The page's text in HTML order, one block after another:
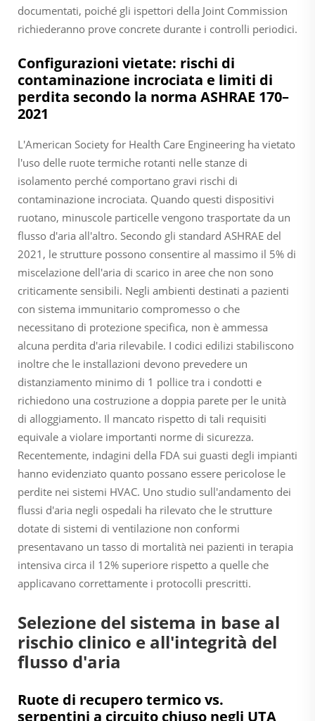
documentati, poiché gli ispettori della Joint Commission
richiederanno prove concrete durante i controlli periodici.
Configurazioni vietate: rischi di
contaminazione incrociata e limiti di
perdita secondo la norma ASHRAE 170–
2021
L'American Society for Health Care Engineering ha vietato
l'uso delle ruote termiche rotanti nelle stanze di
isolamento perché comportano gravi rischi di
contaminazione incrociata. Quando questi dispositivi
ruotano, minuscole particelle vengono trasportate da un
flusso d'aria all'altro. Secondo gli standard ASHRAE del
2021, le strutture possono consentire al massimo il 5% di
miscelazione dell'aria di scarico in aree che non sono
criticamente sensibili. Negli ambienti destinati a pazienti
con sistema immunitario compromesso o che
necessitano di protezione specifica, non è ammessa
alcuna perdita d'aria rilevabile. I codici edilizi stabiliscono
inoltre che le installazioni devono prevedere un
distanziamento minimo di 1 pollice tra i condotti e
richiedono una costruzione a doppia parete per le unità
di alloggiamento. Il mancato rispetto di tali requisiti
equivale a violare importanti norme di sicurezza.
Recentemente, indagini della FDA sui guasti degli impianti
hanno evidenziato quanto possano essere pericolose le
perdite nei sistemi HVAC. Uno studio sull'andamento dei
flussi d'aria negli ospedali ha rilevato che le strutture
dotate di sistemi di ventilazione non conformi
presentavano un tasso di mortalità nei pazienti in terapia
intensiva circa il 12% superiore rispetto a quelle che
applicavano correttamente i protocolli prescritti.
Selezione del sistema in base al
rischio clinico e all'integrità del
flusso d'aria
Ruote di recupero termico vs.
serpentini a circuito chiuso negli UTA